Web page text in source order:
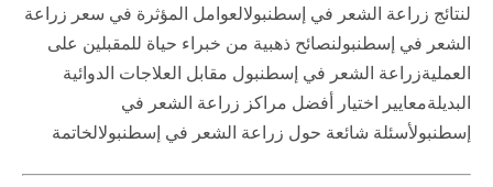
لنتائج زراعة الشعر في إسطنبولالعوامل المؤثرة في سعر زراعة
الشعر في إسطنبولنصائح ذهبية من خبراء حياة للمقبلين على
العمليةزراعة الشعر في إسطنبول مقابل العلاجات الدوائية
البديلةمعايير اختيار أفضل مراكز زراعة الشعر في
إسطنبولأسئلة شائعة حول زراعة الشعر في إسطنبولالخاتمة